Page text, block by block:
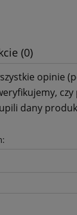
(0)
opinie
dany